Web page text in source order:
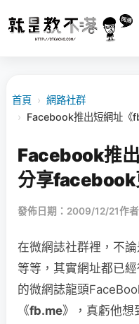
首頁 › 網路社群
› Facebook推出短網址《
Facebook推
分享facebook
發佈日期：2009/12/21作者
在微網誌社群裡，不
等等，其實網址都已
的微網誌龍頭
《fb.me》，真虧他想